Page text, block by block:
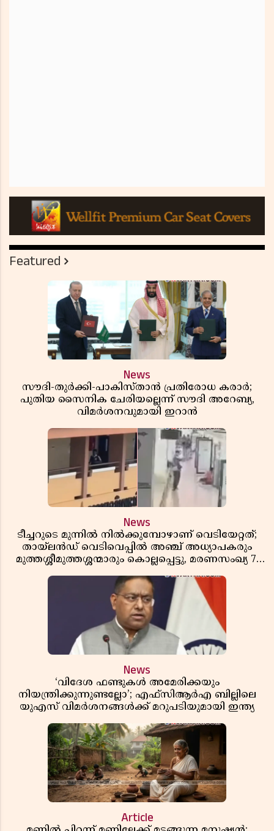
Featured
News
സൗദി-തുർക്കി-പാകിസ്താൻ പ്രതിരോധ കരാർ;
പുതിയ സൈനിക ചേരിയല്ലെന്ന് സൗദി അറേബ്യ,
വിമർശനവുമായി ഇറാൻ
News
ടീച്ചറുടെ മുന്നിൽ നിൽക്കുമ്പോഴാണ് വെടിയേറ്റത്;
തായ്‌ലൻഡ് വെടിവെപ്പിൽ അഞ്ച് അധ്യാപകരും
മുത്തശ്ശീമുത്തശ്ശന്മാരും കൊല്ലപ്പെട്ടു, മരണസംഖ്യ 7;
News
‘വിദേശ ഫണ്ടുകൾ അമേരിക്കയും
നിയന്ത്രിക്കുന്നുണ്ടല്ലോ’; എഫ്സിആർഎ ബില്ലിലെ
യുഎസ് വിമർശനങ്ങൾക്ക് മറുപടിയുമായി ഇന്ത്യ
Article